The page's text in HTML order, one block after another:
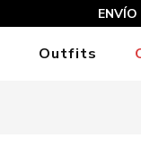
Outfits